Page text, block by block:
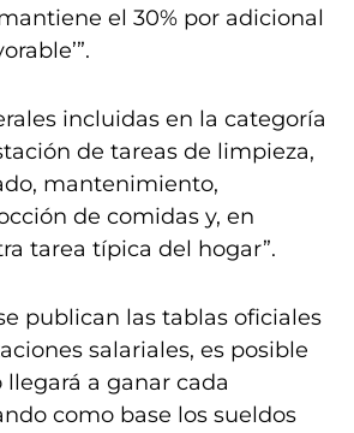
mantiene el 30% por adicional
incluidas en la categoría
de tareas de limpieza,
mantenimiento,
de comidas y, en
tarea típica del hogar”.
publican las tablas oficiales
salariales, es posible
a ganar cada
como base los sueldos